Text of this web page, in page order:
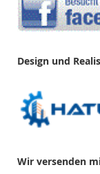
Design und
Wir versenden